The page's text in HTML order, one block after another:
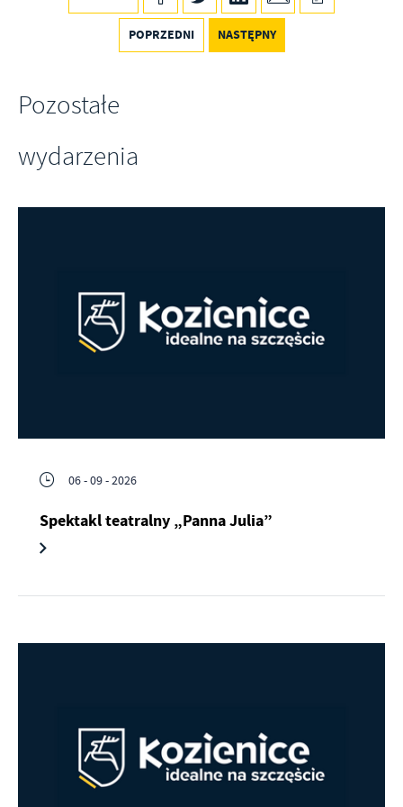
POPRZEDNI NASTĘPNY
Pozostałe
wydarzenia
06 - 09 - 2026
Spektakl teatralny „Panna Julia”